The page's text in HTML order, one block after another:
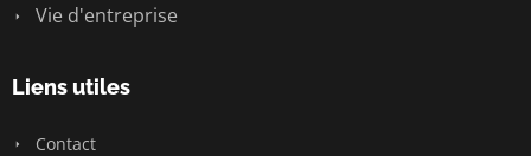
Vie d'entreprise
Liens utiles
Contact